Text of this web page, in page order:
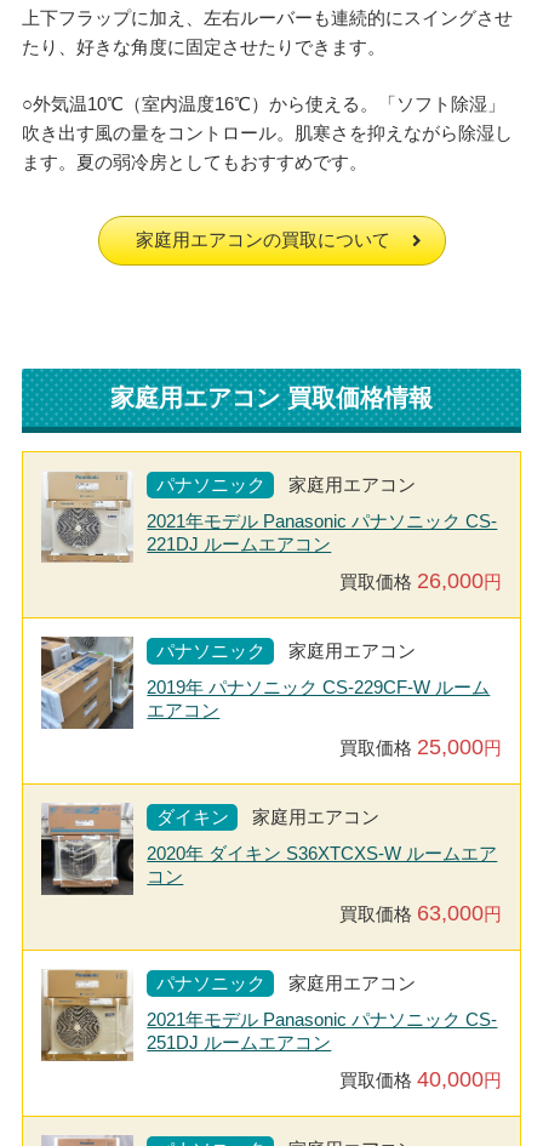
上下フラップに加え、左右ルーバーも連続的にスイングさせ
たり、好きな角度に固定させたりできます。
○外気温10℃（室内温度16℃）から使える。「ソフト除湿」
吹き出す風の量をコントロール。肌寒さを抑えながら除湿し
ます。夏の弱冷房としてもおすすめです。
家庭用エアコンの買取について
家庭用エアコン 買取価格情報
パナソニック
家庭用エアコン
2021年モデル Panasonic パナソニック CS-
221DJ ルームエアコン
買取価格 26,000円
パナソニック
家庭用エアコン
2019年 パナソニック CS-229CF-W ルーム
エアコン
買取価格 25,000円
ダイキン
家庭用エアコン
2020年 ダイキン S36XTCXS-W ルームエア
コン
買取価格 63,000円
パナソニック
家庭用エアコン
2021年モデル Panasonic パナソニック CS-
251DJ ルームエアコン
買取価格40,000円